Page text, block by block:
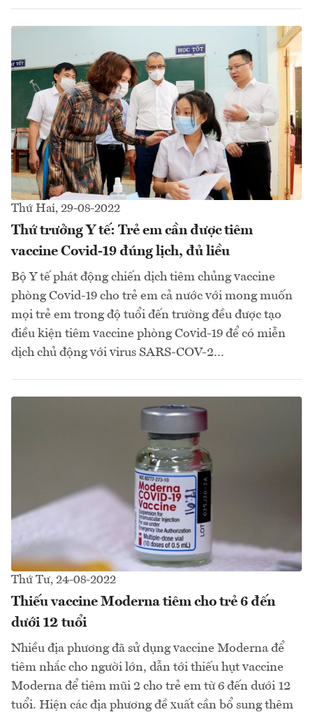
Thứ Hai, 29-08-2022
Thứ trưởng Y tế: Trẻ em cần được tiêm
vaccine Covid-19 đúng lịch, đủ liều
Bộ Y tế phát động chiến dịch tiêm chủng vaccine
phòng Covid-19 cho trẻ em cả nước với mong muốn
mọi trẻ em trong độ tuổi đến trường đều được tạo
điều kiện tiêm vaccine phòng Covid-19 để có miễn
dịch chủ động với virus SARS-COV-2...
Thứ Tư, 24-08-2022
Thiếu vaccine Moderna tiêm cho trẻ 6 đến
dưới 12 tuổi
Nhiều địa phương đã sử dụng vaccine Moderna để
tiêm nhắc cho người lớn, dẫn tới thiếu hụt vaccine
Moderna để tiêm mũi 2 cho trẻ em từ 6 đến dưới 12
tuổi. Hiện các địa phương đề xuất cần bổ sung thêm